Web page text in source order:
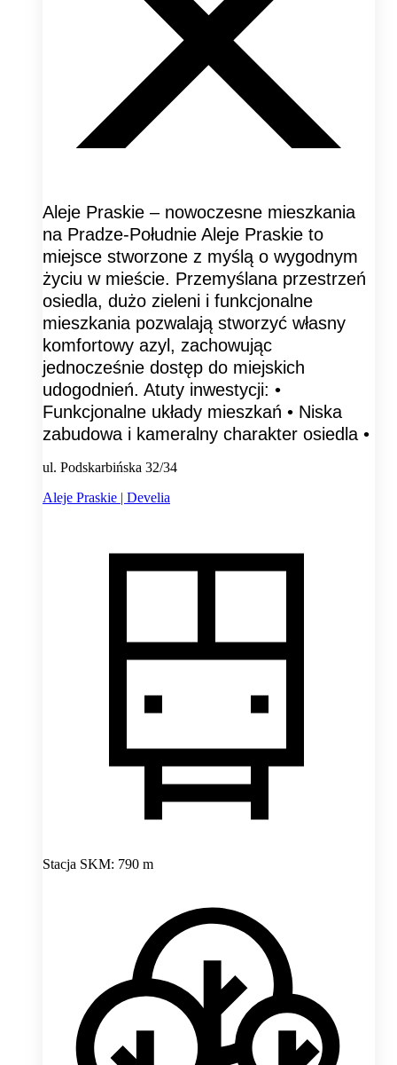
Aleje Praskie – nowoczesne mieszkania
na Pradze-Południe Aleje Praskie to
miejsce stworzone z myślą o wygodnym
życiu w mieście. Przemyślana przestrzeń
osiedla, dużo zieleni i funkcjonalne
mieszkania pozwalają stworzyć własny
komfortowy azyl, zachowując
jednocześnie dostęp do miejskich
udogodnień. Atuty inwestycji: •
Funkcjonalne układy mieszkań • Niska
zabudowa i kameralny charakter osiedla •
ul. Podskarbińska 32/34
Aleje Praskie | Develia
Stacja SKM: 790 m